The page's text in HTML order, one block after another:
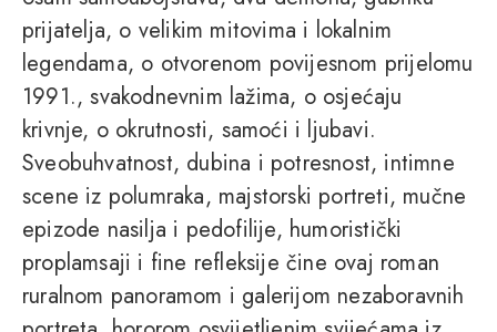
prijatelja, o velikim mitovima i lokalnim
legendama, o otvorenom povijesnom prijelomu
1991., svakodnevnim lažima, o osjećaju
krivnje, o okrutnosti, samoći i ljubavi.
Sveobuhvatnost, dubina i potresnost, intimne
scene iz polumraka, majstorski portreti, mučne
epizode nasilja i pedofilije, humoristički
proplamsaji i fine refleksije čine ovaj roman
ruralnom panoramom i galerijom nezaboravnih